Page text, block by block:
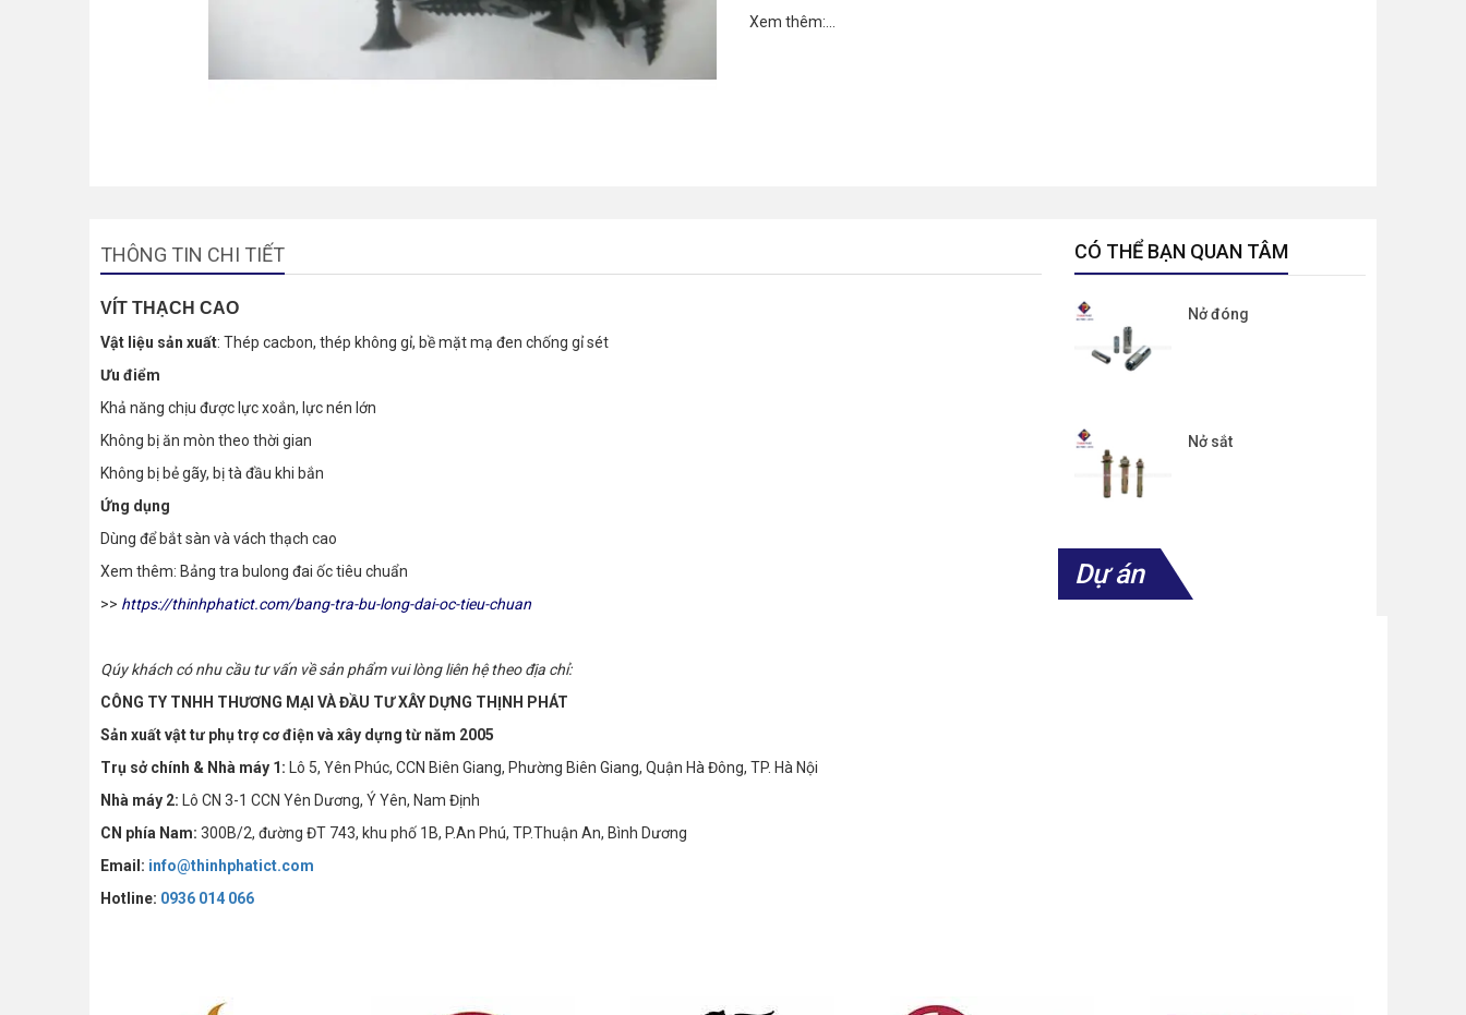
Xem thêm:...
THÔNG TIN CHI TIẾT
VÍT THẠCH CAO
Vật liệu sản xuất: Thép cacbon, thép không gỉ, bề mặt mạ đen chống gỉ sét
Ưu điểm
Khả năng chịu được lực xoắn, lực nén lớn
Không bị ăn mòn theo thời gian
Không bị bẻ gãy, bị tà đầu khi bắn
Ứng dụng
Dùng để bắt sàn và vách thạch cao
Xem thêm: Bảng tra bulong đai ốc tiêu chuẩn
>> https://thinhphatict.com/bang-tra-bu-long-dai-oc-tieu-chuan
Qúy khách có nhu cầu tư vấn về sản phẩm vui lòng liên hệ theo địa chỉ:
CÔNG TY TNHH THƯƠNG MẠI VÀ ĐẦU TƯ XÂY DỰNG THỊNH PHÁT
Sản xuất vật tư phụ trợ cơ điện và xây dựng từ năm 2005
Trụ sở chính & Nhà máy 1:
Lô 5, Yên Phúc, CCN Biên Giang, Phường Biên Giang, Quận Hà Đông, TP. Hà Nội
Nhà máy 2:
Lô CN 3-1 CCN Yên Dương, Ý Yên, Nam Định
CN phía Nam: 300B/2, đường ĐT 743, khu phố 1B, P.An Phú, TP.Thuận An, Bình Dương
Email: info@thinhphatict.com
Hotline: 0936 014 066
CÓ THỂ BẠN QUAN TÂM
Nở đóng
Nở sắt
Dự án